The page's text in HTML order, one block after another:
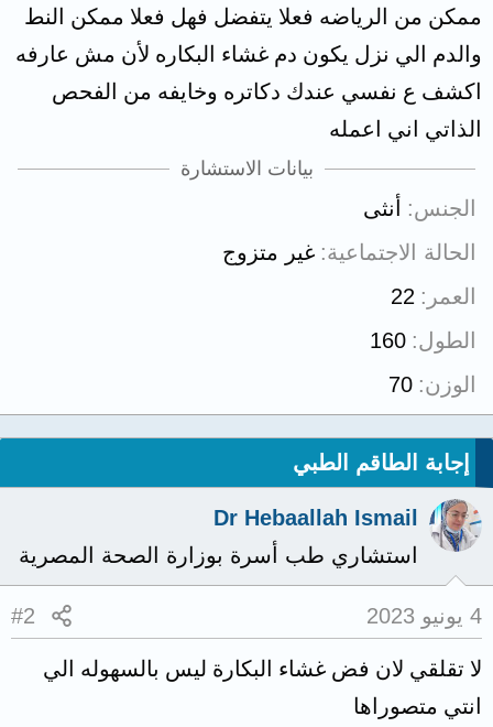
ممكن من الرياضه فعلا يتفضل فهل فعلا ممكن النط
والدم الي نزل يكون دم غشاء البكاره لأن مش عارفه
اكشف ع نفسي عندك دكاتره وخايفه من الفحص
الذاتي اني اعمله
بيانات الاستشارة
الجنس
أنثى
الحالة الاجتماعية غير متزوج
العمر
22
الطول 160
الوزن 70
إجابة الطاقم الطبي
Dr Hebaallah Ismail
استشاري طب أسرة بوزارة الصحة المصرية
4 يونيو 2023 #2
لا تقلقي لان فض غشاء البكارة ليس بالسهوله الي
انتي متصوراها